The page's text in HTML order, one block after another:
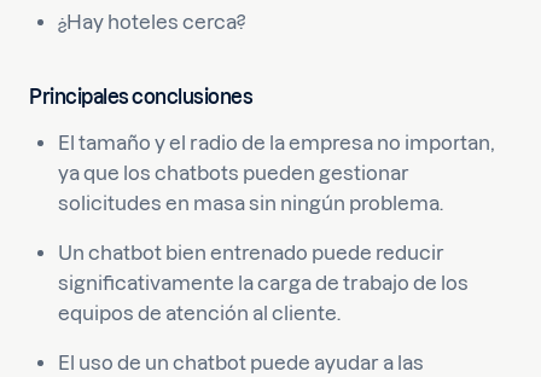
¿Hay hoteles cerca?
Principales conclusiones
El tamaño y el radio de la empresa no importan,
ya que los chatbots pueden gestionar
solicitudes en masa sin ningún problema.
Un chatbot bien entrenado puede reducir
significativamente la carga de trabajo de los
equipos de atención al cliente.
El uso de un chatbot puede ayudar a las